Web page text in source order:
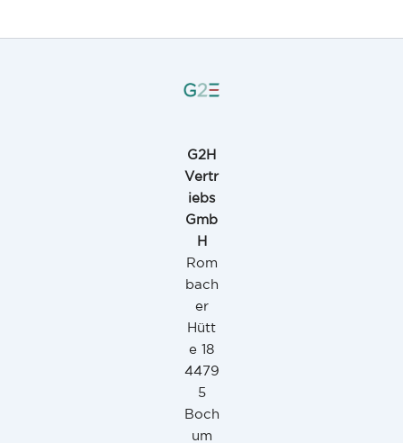
G2H
Vertr
iebs
Gmb
H
Rom
bach
er
Hütt
e 18
4479
5
Boch
um